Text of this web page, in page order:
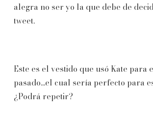
alegra no ser yo la que debe de
tweet.
Este es el vestido que usó Kate para
pasado...el cual sería perfecto para
¿Podrá repetir?